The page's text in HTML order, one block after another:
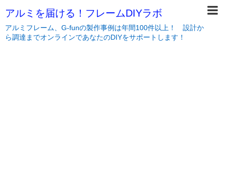
アルミを届ける！フレームDIYラボ
アルミフレーム、G-funの製作事例は年間100件以上！ 設計か
ら調達までオンラインであなたのDIYをサポートします！